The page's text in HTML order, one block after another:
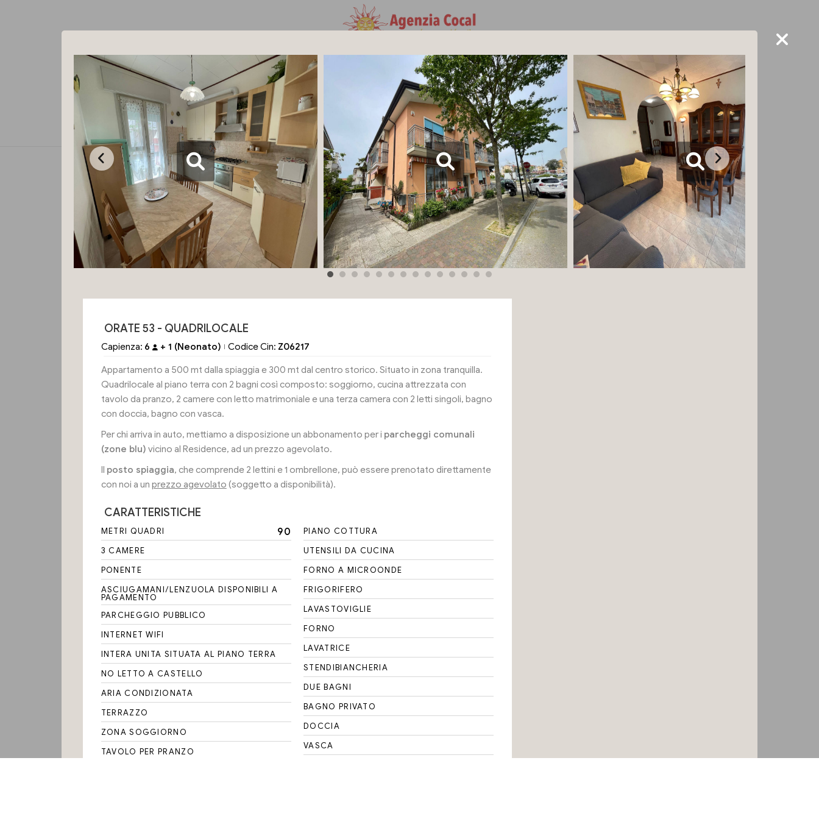
05 Mercoledi 06 Ago 2026
Giovedi Strutture: 2 Adulti FILTRI ITALIANO RICERCA
Hai un codice sconto ?
Gestione Cookie
Questo sito usa cookie, anche di
terzi, per migliorare l’esperienza di
navigazione. Proseguendo nella
navigazione acconsenti all’utilizzo di
cookie
ACCONSENTO
Rifiuto
ORATE 53 - QUADRILOCALE
Capienza: 6 + 1 (Neonato) Codice Cin: Z06217
Appartamento a 500 mt dalla spiaggia e 300 mt dal centro storico. Situato in zona tranquilla.
Quadrilocale al piano terra con 2 bagni così composto: soggiorno, cucina attrezzata con
tavolo da pranzo, 2 camere con letto matrimoniale e una terza camera con 2 letti singoli, bagno
con doccia, bagno con vasca.
Per chi arriva in auto, mettiamo a disposizione un abbonamento per i parcheggi comunali
(zone blu) vicino al Residence, ad un prezzo agevolato.
Il posto spiaggia, che comprende 2 lettini e 1 ombrellone, può essere prenotato direttamente
con noi a un prezzo agevolato (soggetto a disponibilità).
CARATTERISTICHE
METRI QUADRI 90
3 CAMERE
PONENTE
ASCIUGAMANI/LENZUOLA DISPONIBILI A
PAGAMENTO
PARCHEGGIO PUBBLICO
INTERNET WIFI
INTERA UNITA SITUATA AL PIANO TERRA
NO LETTO A CASTELLO
ARIA CONDIZIONATA
TERRAZZO
ZONA SOGGIORNO
TAVOLO PER PRANZO
PIANO COTTURA
UTENSILI DA CUCINA
FORNO A MICROONDE
FRIGORIFERO
LAVASTOVIGLIE
FORNO
LAVATRICE
STENDIBIANCHERIA
DUE BAGNI
BAGNO PRIVATO
DOCCIA
VASCA